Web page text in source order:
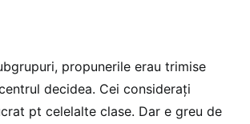
propunerile erau trimise
decidea. Cei considerați
pt celelalte clase. Dar e greu de